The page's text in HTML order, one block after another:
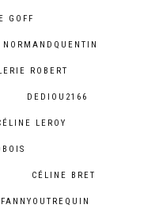
GOFF
NORMANDQUENTIN
ROBERT
DEDIOU2166
LEROY
CÉLINE BRET
FANNYOUTREQUIN